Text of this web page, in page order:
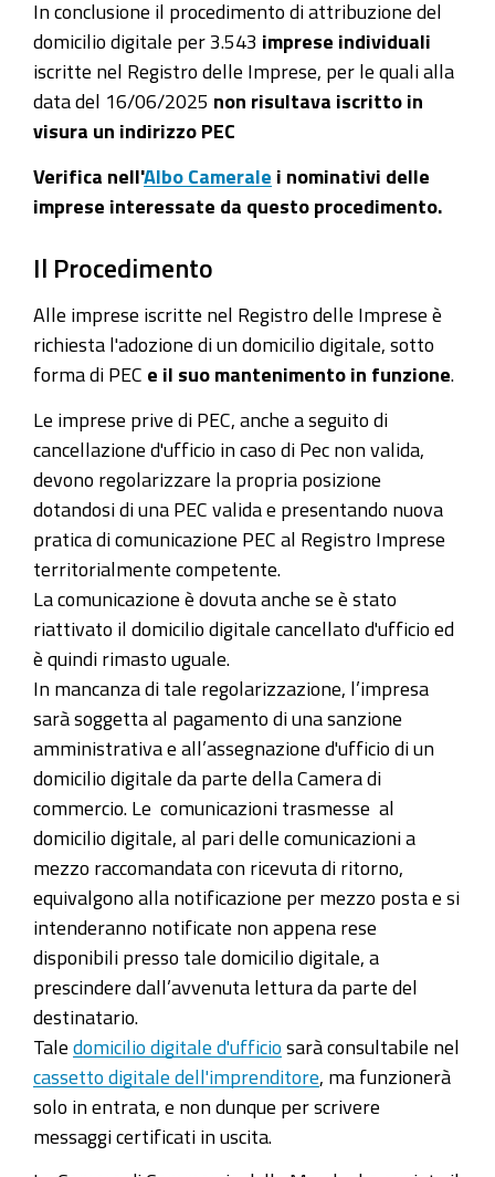
In conclusione il procedimento di attribuzione del
domicilio digitale per 3.543 imprese individuali
iscritte nel Registro delle Imprese, per le quali alla
data del 16/06/2025 non risultava iscritto in
visura un indirizzo PEC
Verifica nell'Albo Camerale i nominativi delle
imprese interessate da questo procedimento.
Il Procedimento
Alle imprese iscritte nel Registro delle Imprese è
richiesta l'adozione di un domicilio digitale, sotto
forma di PEC e il suo mantenimento in funzione
Le imprese prive di PEC, anche a seguito di
cancellazione d'ufficio in caso di Pec non valida,
devono regolarizzare la propria posizione
dotandosi di una PEC valida e presentando nuova
pratica di comunicazione PEC al Registro Imprese
territorialmente competente.
La comunicazione è dovuta anche se è stato
riattivato il domicilio digitale cancellato d'ufficio ed
è quindi rimasto uguale.
In mancanza di tale regolarizzazione, l’impresa
sarà soggetta al pagamento di una sanzione
amministrativa e all’assegnazione d'ufficio di un
domicilio digitale da parte della Camera di
commercio. Le comunicazioni trasmesse al
domicilio digitale, al pari delle comunicazioni a
mezzo raccomandata con ricevuta di ritorno,
equivalgono alla notificazione per mezzo posta e si
intenderanno notificate non appena rese
disponibili presso tale domicilio digitale, a
prescindere dall’avvenuta lettura da parte del
destinatario.
Tale domicilio digitale d'ufficio sarà consultabile nel
cassetto digitale dell'imprenditore , ma funzionerà
solo in entrata, e non dunque per scrivere
messaggi certificati in uscita.